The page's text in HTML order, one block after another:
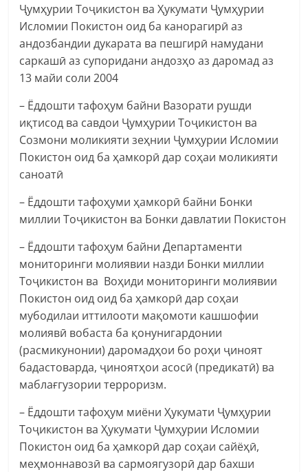
Ҷумҳурии Тоҷикистон ва Ҳукумати Ҷумҳурии
Исломии Покистон оид ба канорагирӣ аз
андозбандии дукарата ва пешгирӣ намудани
саркашӣ аз супоридани андозҳо аз даромад аз
13 майи соли 2004
– Ёддошти тафоҳум байни Вазорати рушди
иқтисод ва савдои Ҷумҳурии Тоҷикистон ва
Созмони моликияти зеҳнии Ҷумҳурии Исломии
Покистон оид ба ҳамкорӣ дар соҳаи моликияти
саноатӣ
– Ёддошти тафоҳуми ҳамкорӣ байни Бонки
миллии Тоҷикистон ва Бонки давлатии Покистон
– Ёддошти тафоҳум байни Департаменти
мониторинги молиявии назди Бонки миллии
Тоҷикистон ва Воҳиди мониторинги молиявии
Покистон оид оид ба ҳамкорӣ дар соҳаи
мубодилаи иттилооти мақомоти кашшофии
молиявӣ вобаста ба қонунигардонии
(расмикунонии) даромадҳои бо роҳи ҷиноят
бадастоварда, ҷиноятҳои асосӣ (предикатӣ) ва
маблағгузории терроризм.
– Ёддошти тафоҳум миёни Ҳукумати Ҷумҳурии
Тоҷикистон ва Ҳукумати Ҷумҳурии Исломии
Покистон оид ба ҳамкорӣ дар соҳаи сайёҳӣ,
меҳмоннавозӣ ва сармоягузорӣ дар бахши